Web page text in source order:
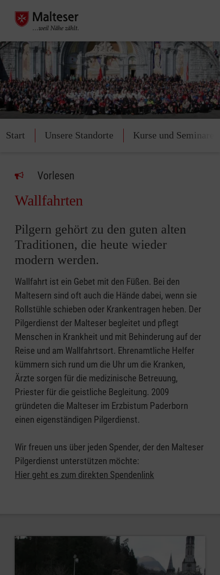
Start Unsere Standorte Kurse und Seminare
Vorlesen
Wallfahrten
Pilgern gehört zu den guten alten
Traditionen, die heute wieder
modern werden.
Wallfahrt ist ein Gebet mit den Füßen. Bei den
Maltesern sind oft auch die Hände dabei, wenn sie
Rollstühle schieben oder Krankentragen heben. Der
Pilgerdienst der Malteser begleitet und pflegt
Menschen in Krankheit und mit Behinderung auf der
Reise und am Wallfahrtsort. Ehrenamtliche Helfer
kümmern sich rund um die Uhr um die Kranken,
Ärzte sorgen für die medizinische Betreuung,
Priester für die geistliche Begleitung. 2009
gründeten die Malteser im Erzbistum Paderborn
einen eigenständigen Pilgerdienst.
Wir freuen uns über jeden Spender, der den Malteser
Pilgerdienst unterstützen möchte:
Hier geht es zum direkten Spendenlink